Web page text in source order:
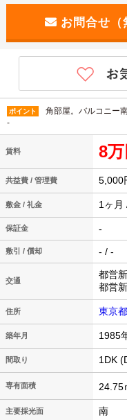
ポイント
角部屋。バルコニー
-
賃料 8万
共益費 / 管理費 5,000
敷金 / 礼金 1ヶ月
保証金 -
敷引 / 償却 - / -
交通
都営
都営
住所 東京
築年月 1985
間取り 1DK
専有面積 24.75
主要採光面 南